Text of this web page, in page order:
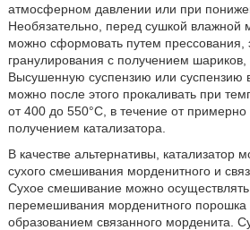
атмосферном давлении или при
Необязательно, перед сушкой влажной
можно сформовать путем прессования,
гранулирования с получением шариков,
Высушенную суспензию или
можно после этого прокаливать при
от 400 до 550°С, в течение от
получением катализатора.
В качестве альтернативы, катализатор
сухого смешивания морденитного и
Сухое смешивание можно
перемешивания морденитного порошка
образованием связанного морденита.